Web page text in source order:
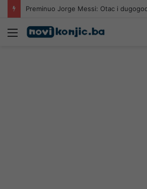
Meni